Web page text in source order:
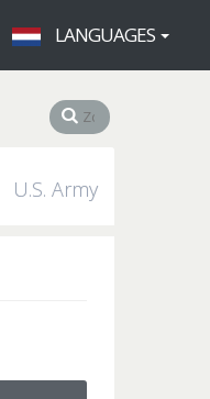
LANGUAGES
U.S. Army